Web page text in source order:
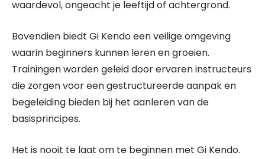
waardevol, ongeacht je leeftijd of achtergrond.
Bovendien biedt Gi Kendo een veilige omgeving
waarin beginners kunnen leren en groeien.
Trainingen worden geleid door ervaren instructeurs
die zorgen voor een gestructureerde aanpak en
begeleiding bieden bij het aanleren van de
basisprincipes.
Het is nooit te laat om te beginnen met Gi Kendo.